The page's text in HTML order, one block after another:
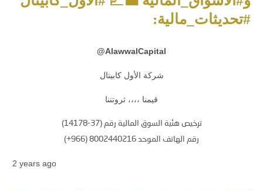
#تحديثات_مالية:
AlawwalCapital
@
شركة الأول كابيتال
قيمنا ،،،، ثروتننا
ترخيص هئية السوق المالية رقم (37-14178)
رقم الهاتف الموحد 8002440216 (966+)
2 years ago